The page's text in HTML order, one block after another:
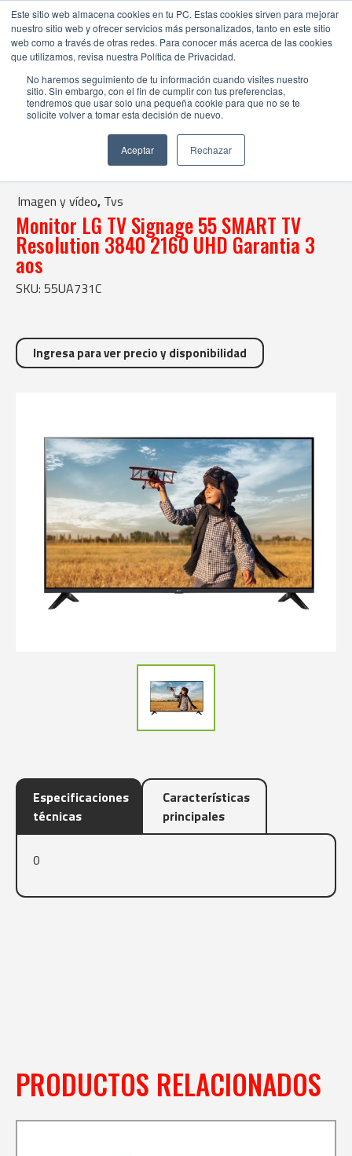
Este sitio web almacena cookies en tu PC. Estas cookies sirven para mejorar
nuestro sitio web y ofrecer servicios más personalizados, tanto en este sitio
web como a través de otras redes. Para conocer más acerca de las cookies
que utilizamos, revisa nuestra Política de Privacidad.
No haremos seguimiento de tu información cuando visites nuestro
sitio. Sin embargo, con el fin de cumplir con tus preferencias,
tendremos que usar solo una pequeña cookie para que no se te
solicite volver a tomar esta decisión de nuevo.
Aceptar Rechazar
| Monitor LG TV Signage 55 SMART TV Resolution 3840 2160 UHD
Imagen y vídeo, Tvs
Monitor LG TV Signage 55 SMART TV
Resolution 3840 2160 UHD Garantia 3
aos
SKU: 55UA731C
Ingresa para ver precio y disponibilidad
Especificaciones
técnicas
Características
principales
0
PRODUCTOS RELACIONADOS